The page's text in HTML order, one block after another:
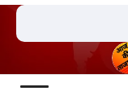
Skip
content